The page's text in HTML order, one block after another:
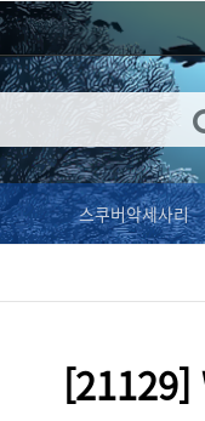
스쿠버악세사리
[21129]